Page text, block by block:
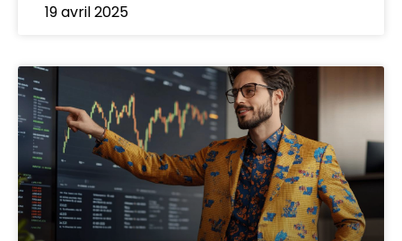
19 avril 2025